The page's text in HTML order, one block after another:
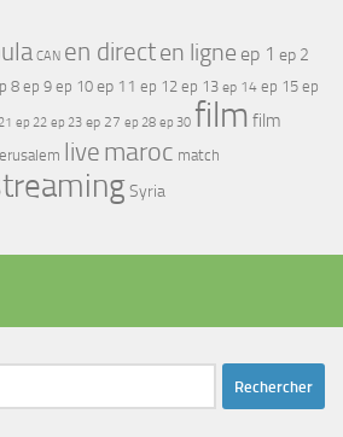
CAN en directen ligne ep 1 ep 2
8 ep 9 ep 10 ep 11 ep 12 ep 13 ep 14 ep 15 ep
ep 22 ep 23 ep 27 ep 28 ep 30 film film
live maroc match
Syria